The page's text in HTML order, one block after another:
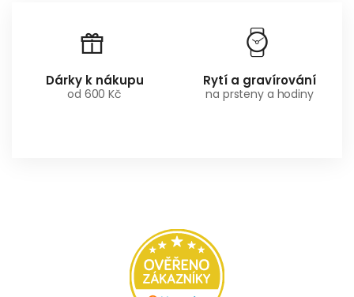
Dárky k nákupu
od 600 Kč
Rytí a gravírování
na prsteny a hodiny